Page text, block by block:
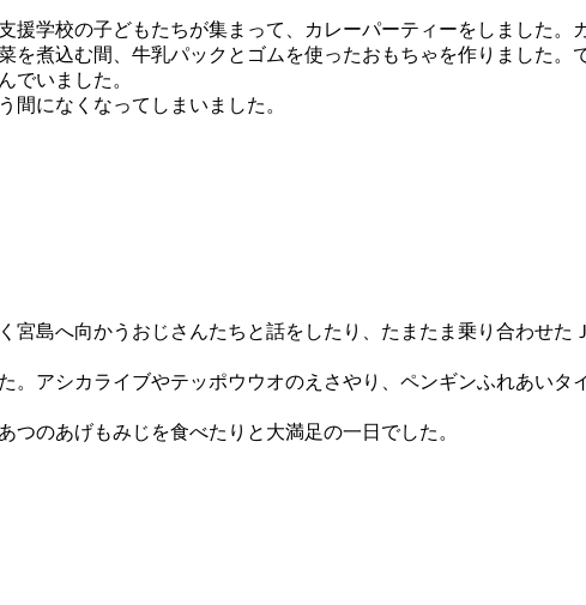
援学校の子どもたちが集まって、カレーパーティーをしました。
煮込む間、牛乳パックとゴムを使ったおもちゃを作りました。
でいました。
間になくなってしまいました。
島へ向かうおじさんたちと話をしたり、たまたま乗り合わせた
アシカライブやテッポウウオのえさやり、ペンギンふれあいタ
のあげもみじを食べたりと大満足の一日でした。